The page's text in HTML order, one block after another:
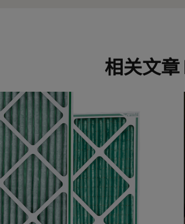
相关文